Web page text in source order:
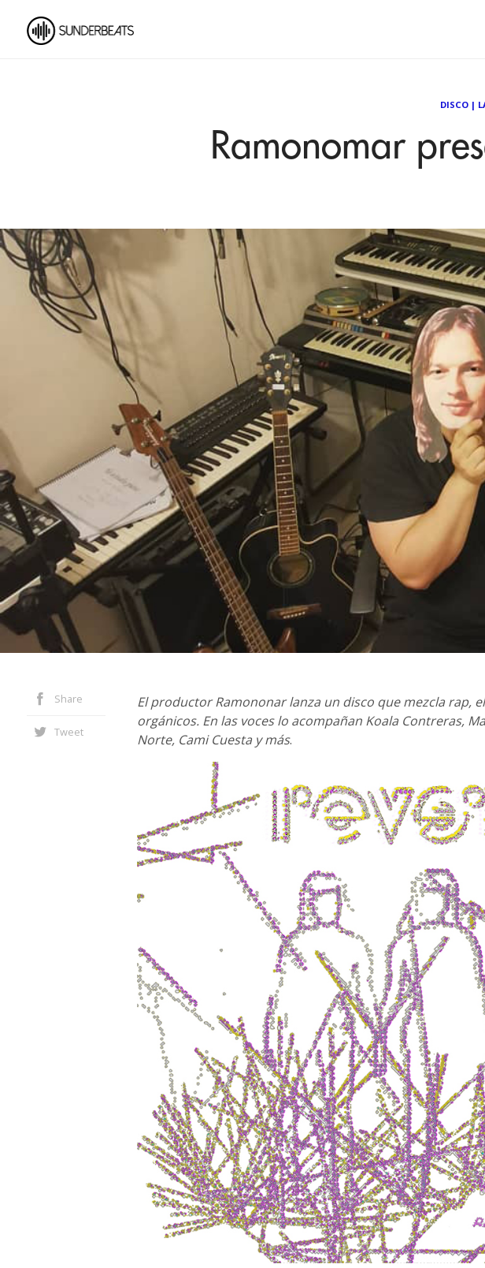
DISCO|
Ramonomar
Share
Tweet
El productor Ramononar lanza un disco que mezcla rap,
orgánicos. En las voces lo acompañan Koala Contreras,
Norte, Cami Cuesta y más.